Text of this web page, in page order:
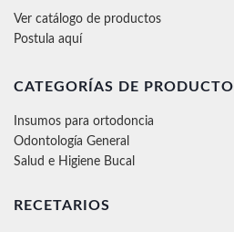
Ver catálogo de productos
Postula aquí
CATEGORÍAS DE PRODUCTO
Insumos para ortodoncia
Odontología General
Salud e Higiene Bucal
RECETARIOS